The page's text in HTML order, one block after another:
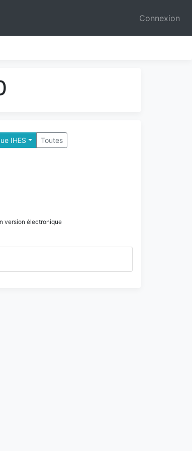
Connexion
IHES Toutes
version électronique